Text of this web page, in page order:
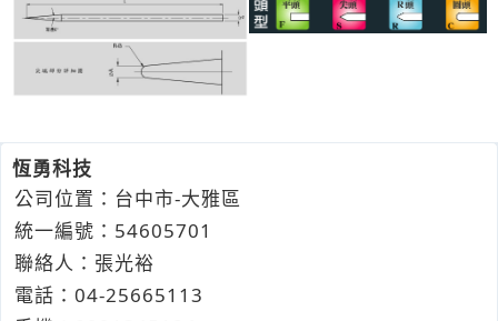
恆勇科技
公司位置：台中市-大雅區
統一編號：54605701
聯絡人：張光裕
電話： 04-25665113